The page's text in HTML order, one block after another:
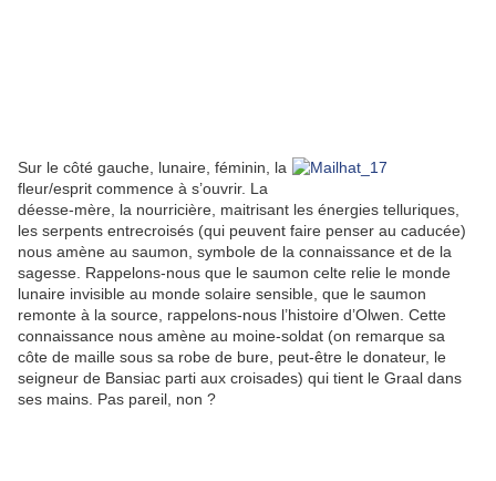
Sur le côté gauche, lunaire, féminin, la
fleur/esprit commence à s’ouvrir. La
déesse-mère, la nourricière, maitrisant les énergies telluriques,
les serpents entrecroisés (qui peuvent faire penser au caducée)
nous amène au saumon, symbole de la connaissance et de la
sagesse. Rappelons-nous que le saumon celte relie le monde
lunaire invisible au monde solaire sensible, que le saumon
remonte à la source, rappelons-nous l’histoire d’Olwen. Cette
connaissance nous amène au moine-soldat (on remarque sa
côte de maille sous sa robe de bure, peut-être le donateur, le
seigneur de Bansiac parti aux croisades) qui tient le Graal dans
ses mains. Pas pareil, non ?